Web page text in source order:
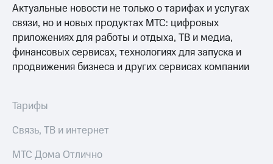
Актуальные новости не только о тарифах и услугах
связи, но и новых продуктах МТС: цифровых
приложениях для работы и отдыха, ТВ и медиа,
финансовых сервисах, технологиях для запуска и
продвижения бизнеса и других сервисах компании
Тарифы
Связь, ТВ и интернет
МТС Дома Отлично